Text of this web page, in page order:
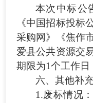
本次中标公
《中国招标投标
采购网》《焦作
爱县公共资源交
期限为1个工作日
六、其他补
1.废标情况